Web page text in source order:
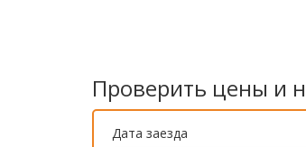
Проверить цены и
Дата заезда